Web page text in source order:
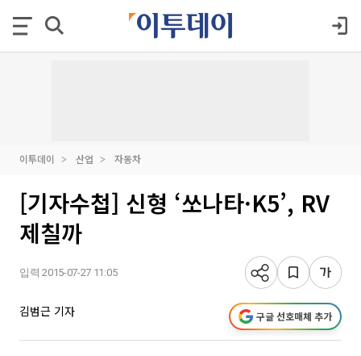
이투데이 산업 자동차
[기자수첩] 신형 ‘쏘나타·K5’, RV
제칠까
입력 2015-07-27 11:05
김범근 기자 구글 선호매체 추가